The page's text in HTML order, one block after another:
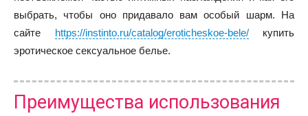
выбрать, чтобы оно придавало вам особый шарм. На
сайте https://instinto.ru/catalog/eroticheskoe-bele/купить
эротическое сексуальное белье.
Преимущества использования